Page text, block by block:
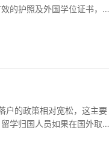
的护照及外国学位证书，必
学归国人员如果在国外取得